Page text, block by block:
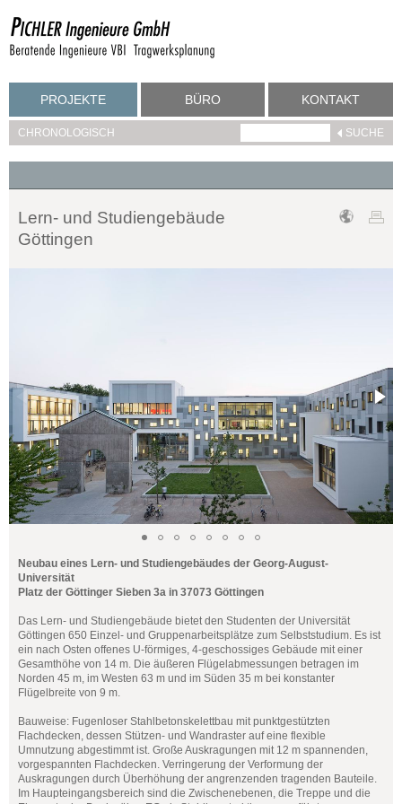
PROJEKTE BÜRO KONTAKT
CHRONOLOGISCH
Lern- und Studiengebäude
Göttingen
Neubau eines Lern- und Studiengebäudes der Georg-August-
Universität
Platz der Göttinger Sieben 3a in 37073 Göttingen
Das Lern- und Studiengebäude bietet den Studenten der Universität
Göttingen 650 Einzel- und Gruppenarbeitsplätze zum Selbststudium. Es ist
ein nach Osten offenes U-förmiges, 4-geschossiges Gebäude mit einer
Gesamthöhe von 14 m. Die äußeren Flügelabmessungen betragen im
Norden 45 m, im Westen 63 m und im Süden 35 m bei konstanter
Flügelbreite von 9 m.
Bauweise: Fugenloser Stahlbetonskelettbau mit punktgestützten
Flachdecken, dessen Stützen- und Wandraster auf eine flexible
Umnutzung abgestimmt ist. Große Auskragungen mit 12 m spannenden,
vorgespannten Flachdecken. Verringerung der Verformung der
Auskragungen durch Überhöhung der angrenzenden tragenden Bauteile.
Im Haupteingangsbereich sind die Zwischenebenen, die Treppe und die